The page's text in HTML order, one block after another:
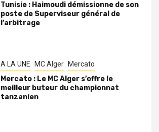
Tunisie : Haimoudi démissionne de son
poste de Superviseur général de
l’arbitrage
A LA UNE MC Alger Mercato
Mercato : Le MC Alger s’offre le
meilleur buteur du championnat
tanzanien